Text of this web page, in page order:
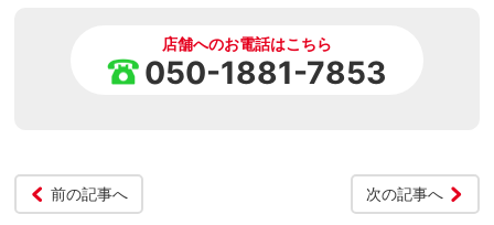
店舗へのお電話はこちら
050-1881-7853
前の記事へ 次の記事へ